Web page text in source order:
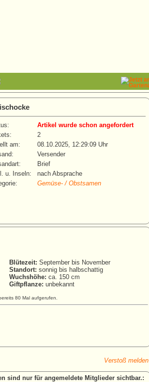
Artikel wurde schon angefordert
2
am:
08.10.2025, 12:29:09 Uhr
Versender
Brief
u. Inseln:
nach Absprache
Gemüse- / Obstsamen
Blütezeit: September bis November
Standort: sonnig bis halbschattig
Wuchshöhe: ca. 150 cm
Giftpflanze: unbekannt
80 Mal aufgerufen.
Verstoß melden
: